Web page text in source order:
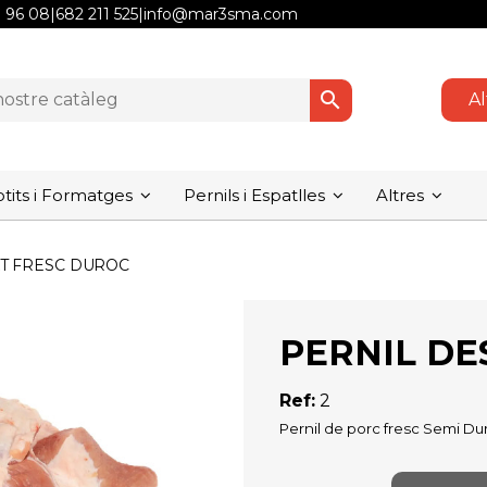
96 08|682 211 525|info@mar3sma.com
search
i Formatges Pernils i Espatlles Altres
FRESC DUROC
PERNIL
Ref: 2
Pernil de porc fresc Semi